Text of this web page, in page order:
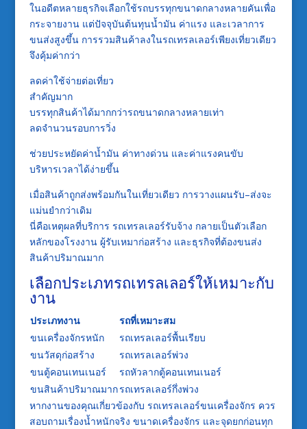
ในอดีตหลายธุรกิจเลือกใช้รถบรรทุกขนาดกลางหลายคันเพื่อ
กระจายงาน แต่ปัจจุบันต้นทุนน้ำมัน ค่าแรง และเวลาการ
ขนส่งสูงขึ้น การรวมสินค้าลงในรถเทรลเลอร์เพียงเที่ยวเดียว
จึงคุ้มค่ากว่า
ลดค่าใช้จ่ายต่อเที่ยว
สำคัญมาก
บรรทุกสินค้าได้มากกว่ารถขนาดกลางหลายเท่า
ลดจำนวนรอบการวิ่ง
ช่วยประหยัดค่าน้ำมัน ค่าทางด่วน และค่าแรงคนขับ
บริหารเวลาได้ง่ายขึ้น
เมื่อสินค้าถูกส่งพร้อมกันในเที่ยวเดียว การวางแผนรับ–ส่งจะ
แม่นยำกว่าเดิม
นี่คือเหตุผลที่บริการ รถเทรลเลอร์รับจ้าง กลายเป็นตัวเลือก
หลักของโรงงาน ผู้รับเหมาก่อสร้าง และธุรกิจที่ต้องขนส่ง
สินค้าปริมาณมาก
เลือกประเภทรถเทรลเลอร์ให้เหมาะกับ
งาน
ประเภทงาน
รถที่เหมาะสม
ขนเครื่องจักรหนัก
รถเทรลเลอร์พื้นเรียบ
ขนวัสดุก่อสร้าง
รถเทรลเลอร์พ่วง
ขนตู้คอนเทนเนอร์
รถหัวลากตู้คอนเทนเนอร์
ขนสินค้าปริมาณมากรถเทรลเลอร์กึ่งพ่วง
หากงานของคุณเกี่ยวข้องกับ รถเทรลเลอร์ขนเครื่องจักร ควร
สอบถามเรื่องน้ำหนักจริง ขนาดเครื่องจักร และจุดยกก่อนทุก